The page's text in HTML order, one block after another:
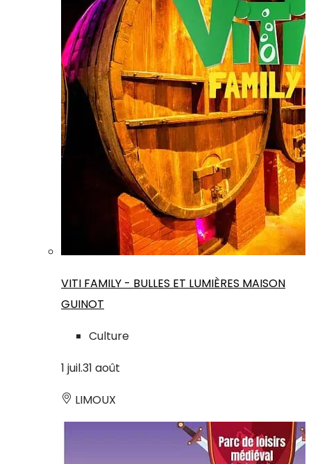
VITI FAMILY - BULLES ET LUMIÈRES MAISON
GUINOT
Culture
1 juil.31 août
LIMOUX